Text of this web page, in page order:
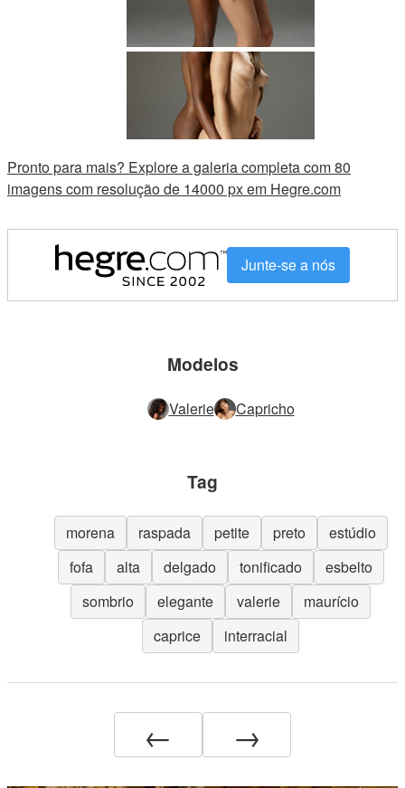
Pronto para mais? Explore a galeria completa com 80
imagens com resolução de 14000 px em Hegre.com
Junte-se a nós
Modelos
Valerie Capricho
Tag
morena raspada petite preto
estúdio
fofa
alta delgado tonificado
esbelto
sombrio
elegante valerie
maurício
caprice
interracial
← →